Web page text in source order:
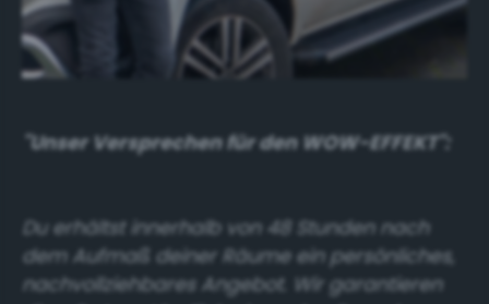
"Unser Versprechen für den WOW-EFFEKT":
Du erhältst innerhalb von 48 Stunden nach
dem Aufmaß deiner Räume ein persönliches,
nachvollziehbares Angebot. Wir garantieren